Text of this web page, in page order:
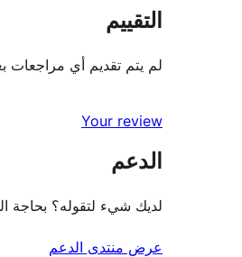
التقييم
لم يتم تقديم أي مراجعات
Your review
الدعم
لديك شيء لتقوله؟ بحاجة
عرض منتدى الدعم